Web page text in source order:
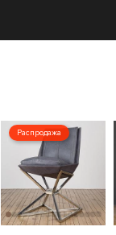
Распродажа